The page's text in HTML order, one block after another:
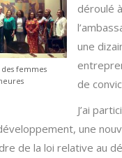
femmes
déroulé
une
de
J’ai
une
de la loi relative au